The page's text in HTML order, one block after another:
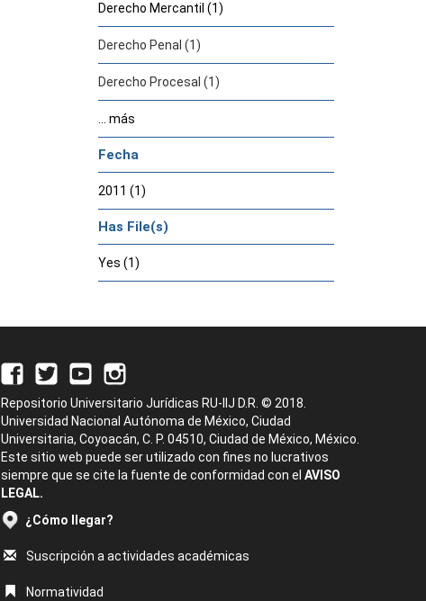
Derecho Mercantil (1)
Derecho Penal (1)
Derecho Procesal (1)
... más
Fecha
2011 (1)
Has File(s)
Yes (1)
Repositorio Universitario Jurídicas RU-IIJ D.R. © 2018.
Universidad Nacional Autónoma de México, Ciudad
Universitaria, Coyoacán, C. P. 04510, Ciudad de México, México.
Este sitio web puede ser utilizado con fines no lucrativos
siempre que se cite la fuente de conformidad con el AVISO
LEGAL.
¿Cómo llegar?
Suscripción a actividades académicas
Normatividad